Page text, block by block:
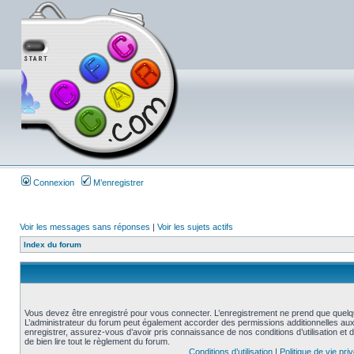
Connexion M’enregistrer
Voir les messages sans réponses | Voir les sujets actifs
Index du forum
Vous devez être enregistré pour vous connecter. L’enregistrement ne prend que
L’administrateur du forum peut également accorder des permissions additionnelles
enregistrer, assurez-vous d’avoir pris connaissance de nos conditions d’utilisation et
de bien lire tout le règlement du forum.
Conditions d’utilisation| Politique de vie